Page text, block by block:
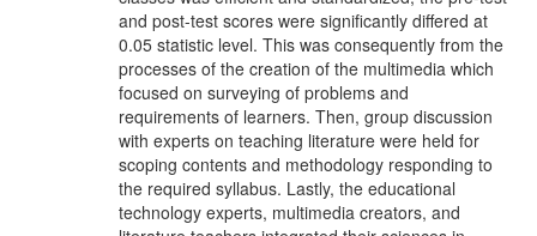
and post-test scores were significantly differed at
0.05 statistic level. This was consequently from the
processes of the creation of the multimedia which
focused on surveying of problems and
requirements of learners. Then, group discussion
with experts on teaching literature were held for
scoping contents and methodology responding to
the required syllabus. Lastly, the educational
technology experts, multimedia creators, and